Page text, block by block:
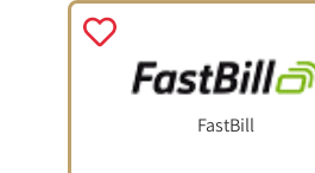
FastBill